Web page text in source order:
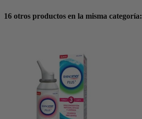
16 otros productos en la misma categoría: